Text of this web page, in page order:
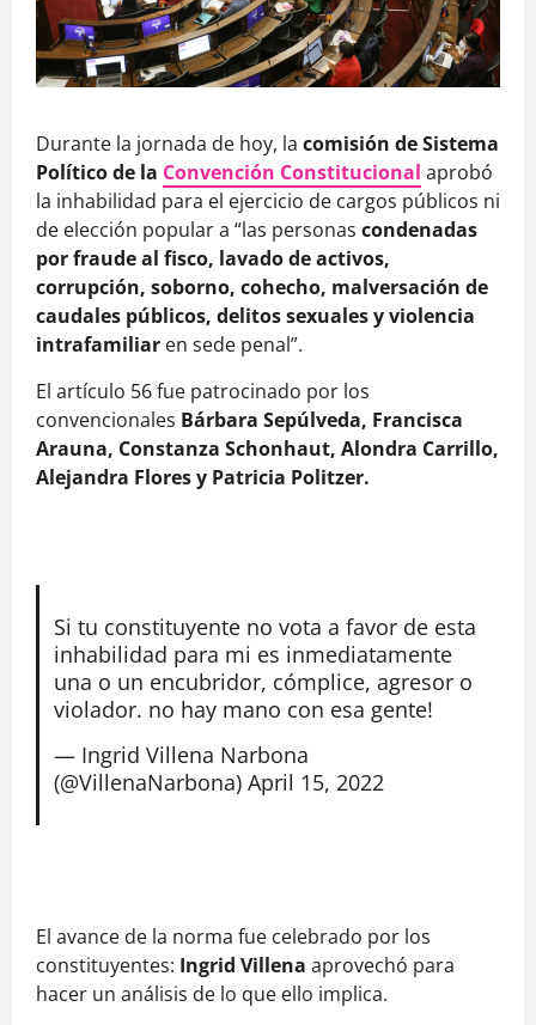
Durante la jornada de hoy, la comisión de Sistema
Político de la Convención Constitucional aprobó
la inhabilidad para el ejercicio de cargos públicos ni
de elección popular a “las personas condenadas
por fraude al fisco, lavado de activos,
corrupción, soborno, cohecho, malversación de
caudales públicos, delitos sexuales y violencia
intrafamiliar en sede penal”.
El artículo 56 fue patrocinado por los
convencionales Bárbara Sepúlveda, Francisca
Arauna, Constanza Schonhaut, Alondra Carrillo,
Alejandra Flores y Patricia Politzer.
Si tu constituyente no vota a favor de esta
inhabilidad para mi es inmediatamente
una o un encubridor, cómplice, agresor o
violador. no hay mano con esa gente!
— Ingrid Villena Narbona
(@VillenaNarbona) April 15, 2022
El avance de la norma fue celebrado por los
constituyentes: Ingrid Villena aprovechó para
hacer un análisis de lo que ello implica.